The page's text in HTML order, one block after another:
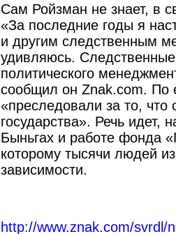
Сам Ройзман не знает, в
«За последние годы я
и другим следственным
удивляюсь.
политического
сообщил он Znak.com. По
«преследовали за то, что
государства». Речь идет,
Быньгах и работе фонда
которому тысячи людей
зависимости.
http://www.znak.com/svrdl/